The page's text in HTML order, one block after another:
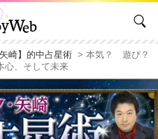
矢崎】的中占星術 > 本気？ 遊び？
心、そして未来